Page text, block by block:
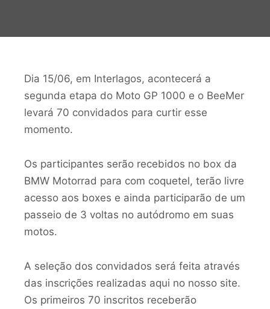
Dia 15/06, em Interlagos, acontecerá a
segunda etapa do Moto GP 1000 e o BeeMer
levará 70 convidados para curtir esse
momento.
Os participantes serão recebidos no box da
BMW Motorrad para com coquetel, terão livre
acesso aos boxes e ainda participarão de um
passeio de 3 voltas no autódromo em suas
motos.
A seleção dos convidados será feita através
das inscrições realizadas aqui no nosso site.
Os primeiros 70 inscritos receberão